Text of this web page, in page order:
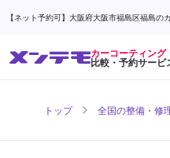
【ネット予約可】大阪府大阪市福島区福島
カーコーティング
比較・予約サービ
トップ 全国の整備・修